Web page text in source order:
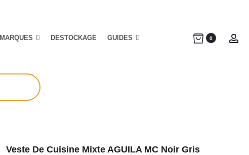
MARQUES DESTOCKAGE GUIDES 0
Veste De Cuisine Mixte AGUILA MC Noir Gris